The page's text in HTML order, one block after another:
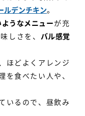
ルデンチキン。
うなメニュー が充
しさを、
バル感覚
ほどよくアレンジ
を食べたい人や、
いるので、昼飲み